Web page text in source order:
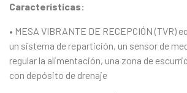
Características:
• MESA VIBRANTE DE RECEPCIÓN (TVR)
un sistema de repartición, un sensor de
regular la alimentación, una zona de
con depósito de drenaje